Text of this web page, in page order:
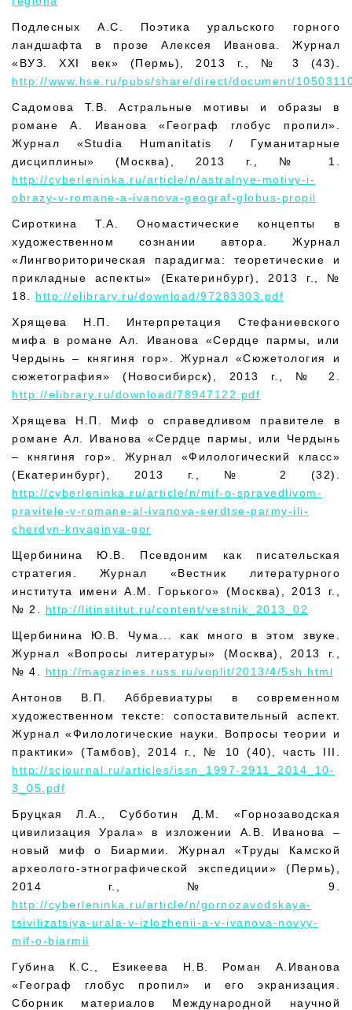
Подлесных А.С. Поэтика уральского горного
ландшафта в прозе Алексея Иванова. Журнал
«ВУЗ. XXI век» (Пермь), 2013 г., № 3 (43).
http://www.hse.ru/pubs/share/direct/document/
Садомова Т.В. Астральные мотивы и образы в
романе А. Иванова «Географ глобус пропил».
Журнал «Studia Humanitatis / Гуманитарные
дисциплины» (Москва), 2013 г., № 1.
http://cyberleninka.ru/article/n/astralnye-motivy-i-
obrazy-v-romane-a-ivanova-geograf-globus-propil
Сироткина Т.А. Ономастические концепты в
художественном сознании автора. Журнал
«Лингвориторическая парадигма: теоретические и
прикладные аспекты» (Екатеринбург), 2013 г., №
18. http://elibrary.ru/download/97283303.pdf
Хрящева Н.П. Интерпретация Стефаниевского
мифа в романе Ал. Иванова «Сердце пармы, или
Чердынь – княгиня гор». Журнал «Сюжетология и
сюжетография» (Новосибирск), 2013 г., № 2.
http://elibrary.ru/download/78947122.pdf
Хрящева Н.П. Миф о справедливом правителе в
романе Ал. Иванова «Сердце пармы, или Чердынь
– княгиня гор». Журнал «Филологический класс»
(Екатеринбург), 2013 г., № 2 (32).
http://cyberleninka.ru/article/n/mif-o-spravedlivom-
pravitele-v-romane-al-ivanova-serdtse-parmy-ili-
cherdyn-knyaginya-gor
Щербинина Ю.В. Псевдоним как писательская
стратегия. Журнал «Вестник литературного
института имени А.М. Горького» (Москва), 2013 г.,
№ 2. http://litinstitut.ru/content/vestnik_2013_02
Щербинина Ю.В. Чума... как много в этом звуке.
Журнал «Вопросы литературы» (Москва), 2013 г.,
№ 4. http://magazines.russ.ru/voplit/2013/4/5sh.html
Антонов В.П. Аббревиатуры в современном
художественном тексте: сопоставительный аспект.
Журнал «Филологические науки. Вопросы теории и
практики» (Тамбов), 2014 г., № 10 (40), часть III.
http://scjournal.ru/articles/issn_1997-2911_2014_10-
3_05.pdf
Бруцкая Л.А., Субботин Д.М. «Горнозаводская
цивилизация Урала» в изложении А.В. Иванова –
новый миф о Биармии. Журнал «Труды Камской
археолого-этнографической экспедиции» (Пермь),
2014 г., № 9.
http://cyberleninka.ru/article/n/gornozavodskaya-
tsivilizatsiya-urala-v-izlozhenii-a-v-ivanova-novyy-
mif-o-biarmii
Губина К.С., Езикеева Н.В. Роман А.Иванова
«Географ глобус пропил» и его экранизация.
Сборник материалов Международной научной